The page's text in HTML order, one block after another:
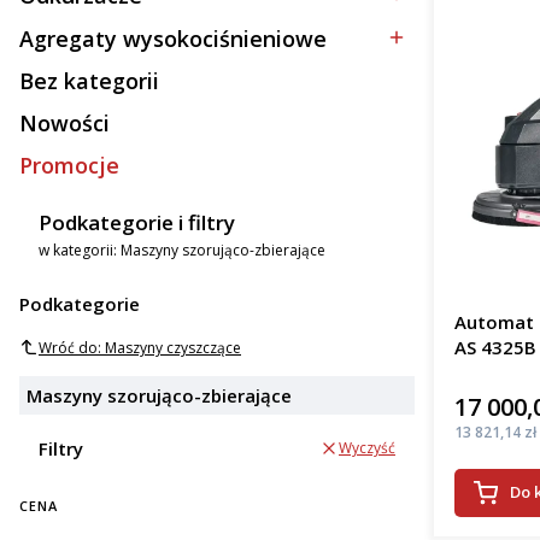
Kategoria - Odkurzacze
Kategoria - Agregaty wysokociśnieniowe
Agregaty wysokociśnieniowe
Kategoria - Bez kategorii
Bez kategorii
Nowości
Promocje
Podkategorie i filtry
w kategorii: Maszyny szorująco-zbierające
Podkategorie
Wróć do: Maszyny czyszczące
Maszyny szorująco-zbierające
Filtry Wyczyść
CENA
Automat
AS 4325B
Cena
17
Cena
13 821,14 zł
Do